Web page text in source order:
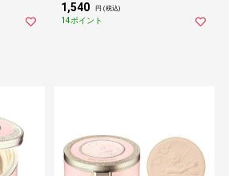
1,540 円 (税込)
14ポイント